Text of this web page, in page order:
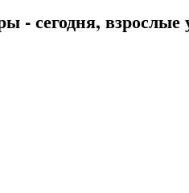
- сегодня, взрослые